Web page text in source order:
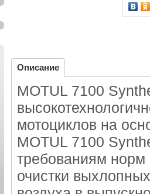
Описание
MOTUL 7100
мотоциклов на
MOTUL 7100
требованиям
очистки